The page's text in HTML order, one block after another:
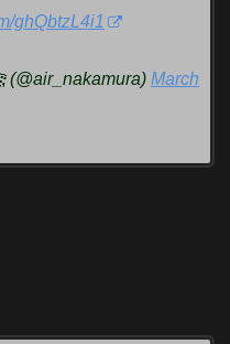
ghQbtzL4i1
(@air_nakamura) March